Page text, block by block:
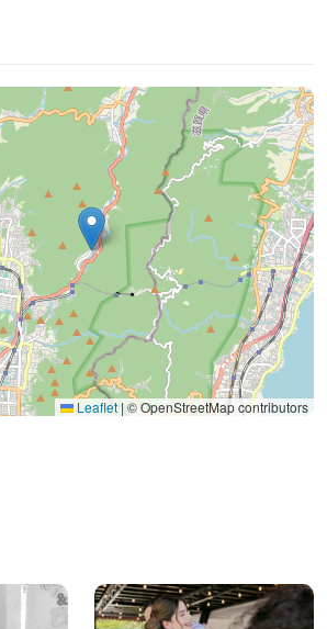
Leaflet | © OpenStreetMap contributors